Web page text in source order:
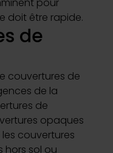
pour
doit être rapide.
de
couvertures de
de la
de
opaques
couvertures
hors sol ou